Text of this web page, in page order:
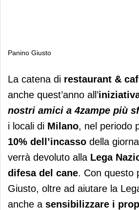
Panino Giusto
Panino Giusto
La catena di restaurant &
anche quest’anno all’
nostri amici a 4zampe più
i locali di Milano, nel periodo
10% dell’incasso della
verrà devoluto alla Lega
difesa del cane. Con questo
Giusto, oltre ad aiutare la
anche a sensibilizzare i